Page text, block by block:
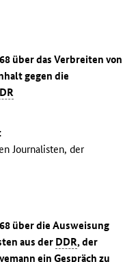
über das Verbreiten von
gegen die
Journalisten, der
über die Ausweisung
aus der DDR, der
ein Gespräch zu